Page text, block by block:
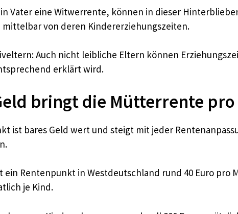
Vater eine Witwerrente, können in dieser
von deren Kindererziehungszeiten.
Auch nicht leibliche Eltern können
erklärt wird.
bringt die Mütterrente pro
ist bares Geld wert und steigt mit jeder
Rentenpunkt in Westdeutschland rund 40 Euro pro
je Kind.